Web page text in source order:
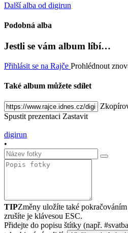
Další alba od digirun
Podobná alba
Jestli se vám album líbí…
Přihlásit se na Rajče Prohlédnout
Také album můžete sdílet
Spustit prezentaci Zastavit
digirun
•
TIPZměny uložíte také
zrušíte je klávesou ESC.
Přidejte do popisu štítky (např.